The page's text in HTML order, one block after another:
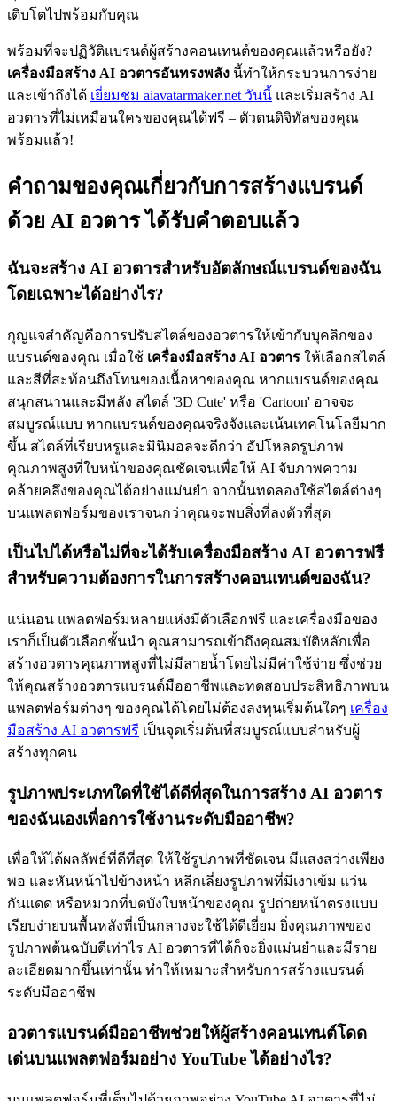
เติบโตไปพร้อมกับคุณ
พร้อมที่จะปฏิวัติแบรนด์ผู้สร้างคอนเทนต์ของคุณแล้วหรือยัง?
เครื่องมือสร้าง AI อวตารอันทรงพลัง นี้ทำให้กระบวนการง่าย
และเข้าถึงได้ เยี่ยมชม aiavatarmaker.net วันนี้ และเริ่มสร้าง AI
อวตารที่ไม่เหมือนใครของคุณได้ฟรี – ตัวตนดิจิทัลของคุณ
พร้อมแล้ว!
คำถามของคุณเกี่ยวกับการสร้างแบรนด์
ด้วย AI อวตาร ได้รับคำตอบแล้ว
ฉันจะสร้าง AI อวตารสำหรับอัตลักษณ์แบรนด์ของฉัน
โดยเฉพาะได้อย่างไร?
กุญแจสำคัญคือการปรับสไตล์ของอวตารให้เข้ากับบุคลิกของ
แบรนด์ของคุณ เมื่อใช้ เครื่องมือสร้าง AI อวตาร ให้เลือกสไตล์
และสีที่สะท้อนถึงโทนของเนื้อหาของคุณ หากแบรนด์ของคุณ
สนุกสนานและมีพลัง สไตล์ '3D Cute' หรือ 'Cartoon' อาจจะ
สมบูรณ์แบบ หากแบรนด์ของคุณจริงจังและเน้นเทคโนโลยีมาก
ขึ้น สไตล์ที่เรียบหรูและมินิมอลจะดีกว่า อัปโหลดรูปภาพ
คุณภาพสูงที่ใบหน้าของคุณชัดเจนเพื่อให้ AI จับภาพความ
คล้ายคลึงของคุณได้อย่างแม่นยำ จากนั้นทดลองใช้สไตล์ต่างๆ
บนแพลตฟอร์มของเราจนกว่าคุณจะพบสิ่งที่ลงตัวที่สุด
เป็นไปได้หรือไม่ที่จะได้รับเครื่องมือสร้าง AI อวตารฟรี
สำหรับความต้องการในการสร้างคอนเทนต์ของฉัน?
แน่นอน แพลตฟอร์มหลายแห่งมีตัวเลือกฟรี และเครื่องมือของ
เราก็เป็นตัวเลือกชั้นนำ คุณสามารถเข้าถึงคุณสมบัติหลักเพื่อ
สร้างอวตารคุณภาพสูงที่ไม่มีลายน้ำโดยไม่มีค่าใช้จ่าย ซึ่งช่วย
ให้คุณสร้างอวตารแบรนด์มืออาชีพและทดสอบประสิทธิภาพบน
แพลตฟอร์มต่างๆ ของคุณได้โดยไม่ต้องลงทุนเริ่มต้นใดๆ เครื่อง
มือสร้าง AI อวตารฟรี เป็นจุดเริ่มต้นที่สมบูรณ์แบบสำหรับผู้
สร้างทุกคน
รูปภาพประเภทใดที่ใช้ได้ดีที่สุดในการสร้าง AI อวตาร
ของฉันเองเพื่อการใช้งานระดับมืออาชีพ?
เพื่อให้ได้ผลลัพธ์ที่ดีที่สุด ให้ใช้รูปภาพที่ชัดเจน มีแสงสว่างเพียง
พอ และหันหน้าไปข้างหน้า หลีกเลี่ยงรูปภาพที่มีเงาเข้ม แว่น
กันแดด หรือหมวกที่บดบังใบหน้าของคุณ รูปถ่ายหน้าตรงแบบ
เรียบง่ายบนพื้นหลังที่เป็นกลางจะใช้ได้ดีเยี่ยม ยิ่งคุณภาพของ
รูปภาพต้นฉบับดีเท่าไร AI อวตารที่ได้ก็จะยิ่งแม่นยำและมีราย
ละเอียดมากขึ้นเท่านั้น ทำให้เหมาะสำหรับการสร้างแบรนด์
ระดับมืออาชีพ
อวตารแบรนด์มืออาชีพช่วยให้ผู้สร้างคอนเทนต์โดด
เด่นบนแพลตฟอร์มอย่าง YouTube ได้อย่างไร?